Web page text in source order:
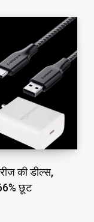
की डील्स,
छूट